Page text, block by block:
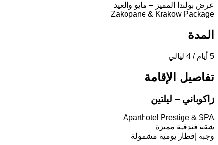
عرض بولندا المميز – مايو والعيد
Zakopane & Krakow Package
المدة
5 أيام / 4 ليالي
تفاصيل الإقامة
زاكوباني – ليلتين
Aparthotel Prestige & SPA
شقة فندقية مميزة
وجبة إفطار يومية مشمولة